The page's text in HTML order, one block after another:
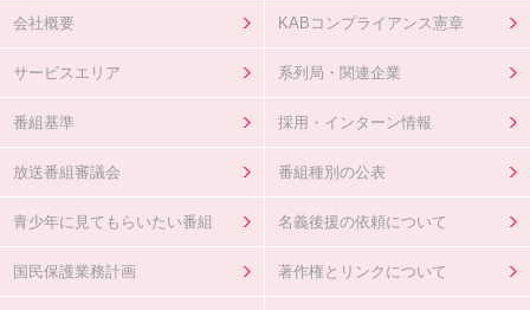
会社概要 KABコンプライアンス憲章
サービスエリア 系列局・関連企業
番組基準 採用・インターン情報
放送番組審議会 番組種別の公表
青少年に見てもらいたい番組 名義後援の依頼について
国民保護業務計画 著作権とリンクについて